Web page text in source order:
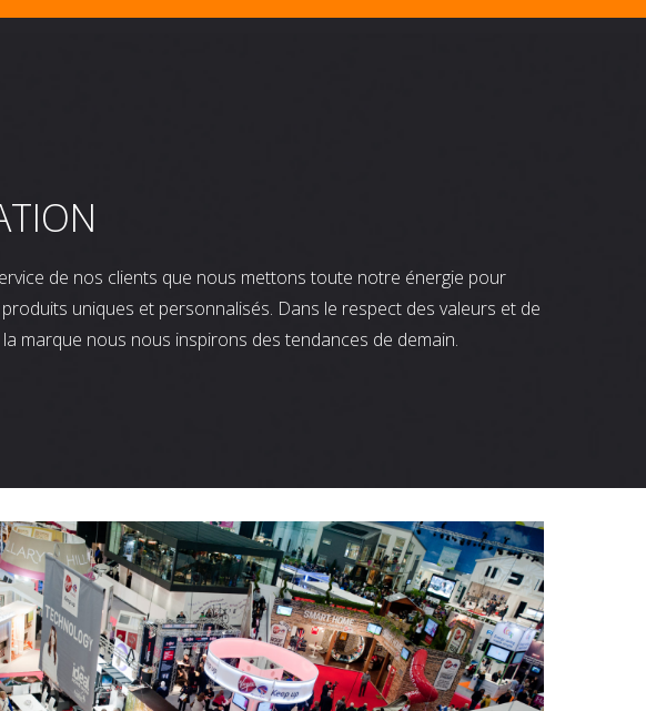
de nos clients que nous mettons toute notre énergie pour
uniques et personnalisés. Dans le respect des valeurs et de
la marque nous nous inspirons des tendances de demain.